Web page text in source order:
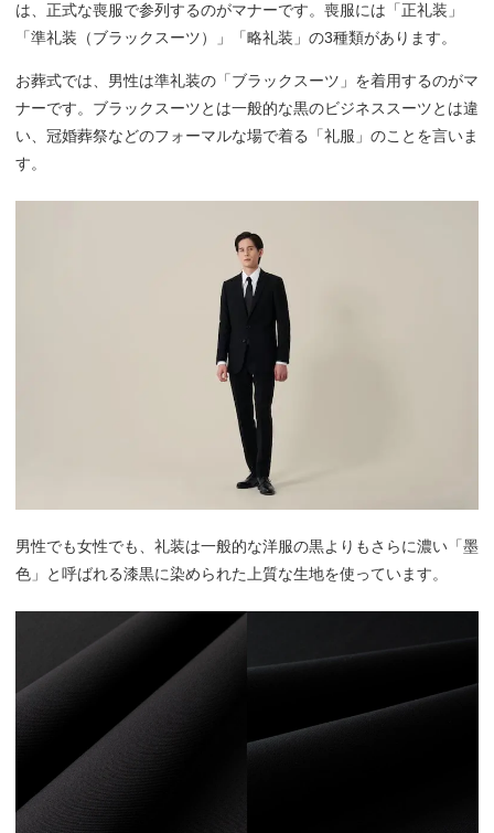
は、正式な喪服で参列するのがマナーです。喪服には「正礼装」
「準礼装（ブラックスーツ）」「略礼装」の3種類があります。
お葬式では、男性は準礼装の「ブラックスーツ」を着用するのがマ
ナーです。ブラックスーツとは一般的な黒のビジネススーツとは違
い、冠婚葬祭などのフォーマルな場で着る「礼服」のことを言いま
す。
男性でも女性でも、礼装は一般的な洋服の黒よりもさらに濃い「墨
色」と呼ばれる漆黒に染められた上質な生地を使っています。